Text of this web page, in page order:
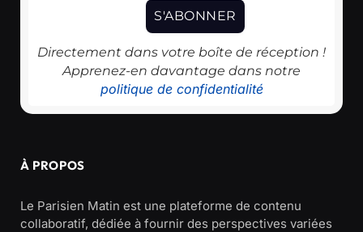
Directement dans votre boîte de réception !
Apprenez-en davantage dans notre
politique de confidentialité
À PROPOS
Le Parisien Matin est une plateforme de contenu
collaboratif, dédiée à fournir des perspectives variées